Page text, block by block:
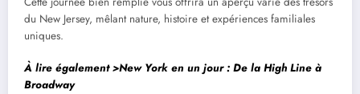
du New Jersey, mêlant nature, histoire et expériences familiales
uniques.
À lire également >New York en un jour : De la High Line à
Broadway